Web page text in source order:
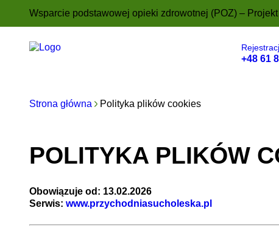
Wsparcie podstawowej opieki zdrowotnej (POZ) –
+48 61
Zapraszamy do zapoznania się z naszą
Strona główna Polityka plików cookies
POLITYKA PLIKÓW
Obowiązuje od: 13.02.2026
Serwis: www.przychodniasucholeska.pl